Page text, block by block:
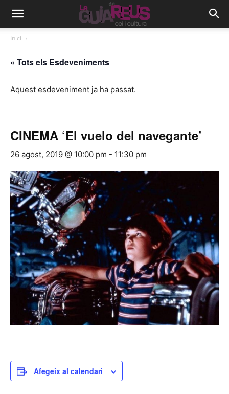
Inici
« Tots els Esdeveniments
Aquest esdeveniment ja ha passat.
CINEMA ‘El vuelo del navegante’
26 agost, 2019 @ 10:00 pm - 11:30 pm
Afegeix al calendari